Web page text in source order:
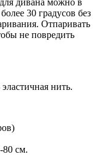
дивана можно в
30 градусов без
Отпаривать
не повредить
нить.
80 см.